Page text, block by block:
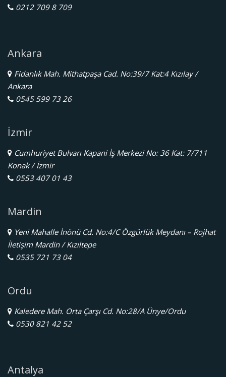
0212 709 8 709
Ankara
Fidanlık Mah. Mithatpaşa Cad. No:39/7 Kat:4 Kızılay /
Ankara
0545 599 73 26
İzmir
Cumhuriyet Bulvarı Kapani İş Merkezi No: 36 Kat: 7/711
Konak / İzmir
0553 407 01 43
Mardin
Yeni Mahalle İnönü Cd. No:4/C Özgürlük Meydanı – Rojhat
İletişim Mardin / Kızıltepe
0535 721 73 04
Ordu
Kaledere Mah. Orta Çarşı Cd. No:28/A Ünye/Ordu
0530 821 42 52
Antalya